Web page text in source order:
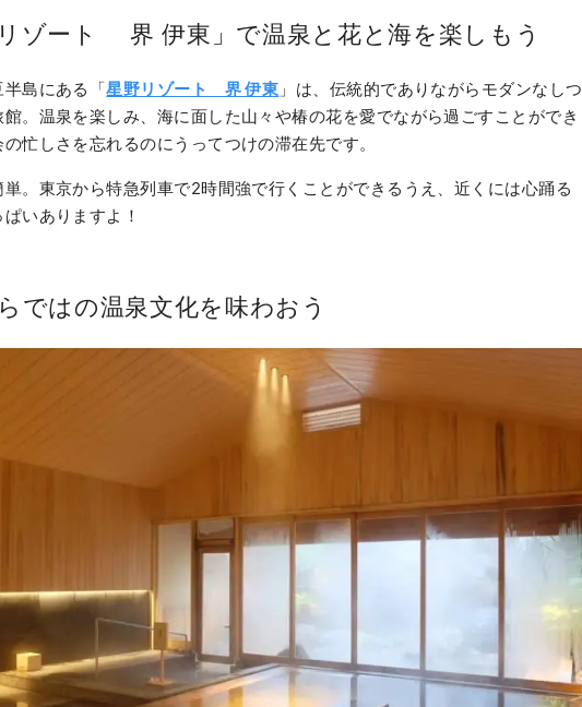
リゾート 界 伊東」で温泉と花と海を楽しもう
島にある「星野リゾート 界 伊東 」は、伝統的でありながらモダンなしつ
館。温泉を楽しみ、海に面した山々や椿の花を愛でながら過ごすことができ
忙しさを忘れるのにうってつけの滞在先です。
単。東京から特急列車で2時間強で行くことができるうえ、近くには心踊る
いありますよ！
ではの温泉文化を味わおう